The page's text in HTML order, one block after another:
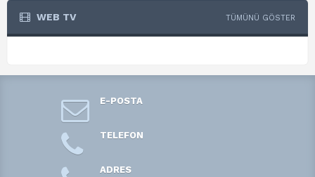
WEB TV TÜMÜNÜ GÖSTER
E-POSTA
TELEFON
ADRES